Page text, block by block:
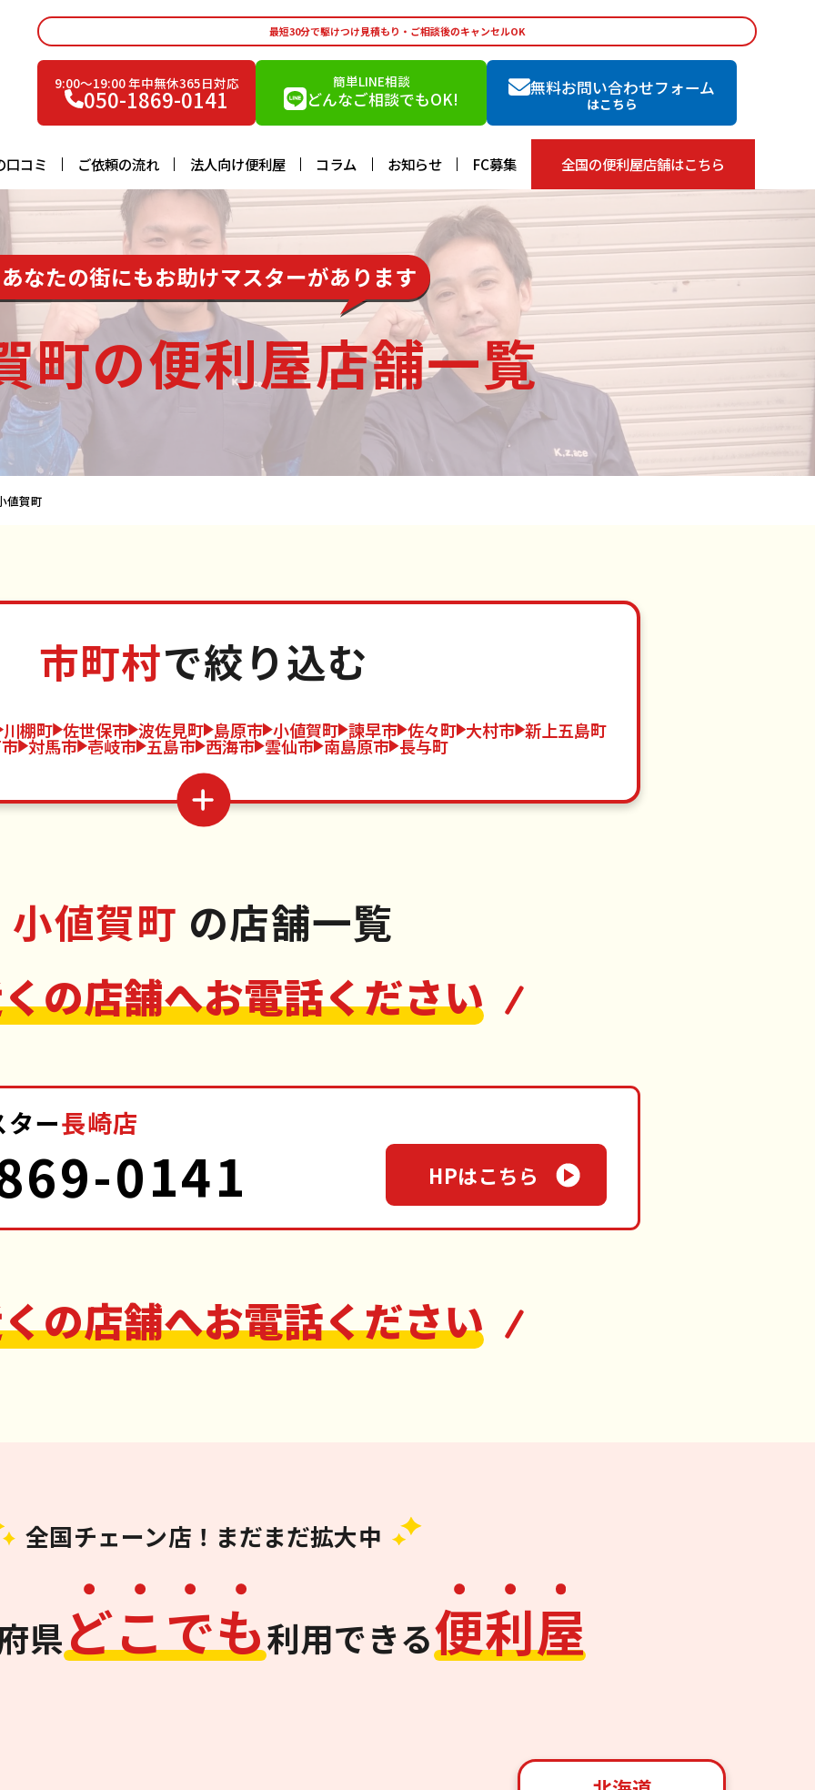
最短30分で駆けつけ見積もり・ご相談後のキャンセルOK
9:00〜19:00 年中無休365日対応
050-1869-0141
簡単LINE相談
どんなご相談でもOK!
無料お問い合わせフォーム
はこちら
口コミ ご依頼の流れ 法人向け便利屋 コラム お知らせ FC募集 全国の便利屋店舗はこちら
あなたの街にもお助けマスターがあります
町の便利屋店舗一覧
値賀町
市町村で絞り込む
川棚町 佐世保市 波佐見町 島原市 小値賀町 諫早市 佐々町 大村市 新上五島町
対馬市 壱岐市 五島市 西海市 雲仙市 南島原市 長与町
小値賀町 の店舗一覧
の店舗へお電話ください
ー長崎店
0141 HPはこちら
の店舗へお電話ください
全国チェーン店！まだまだ拡大中
県どこでも利用できる便利屋